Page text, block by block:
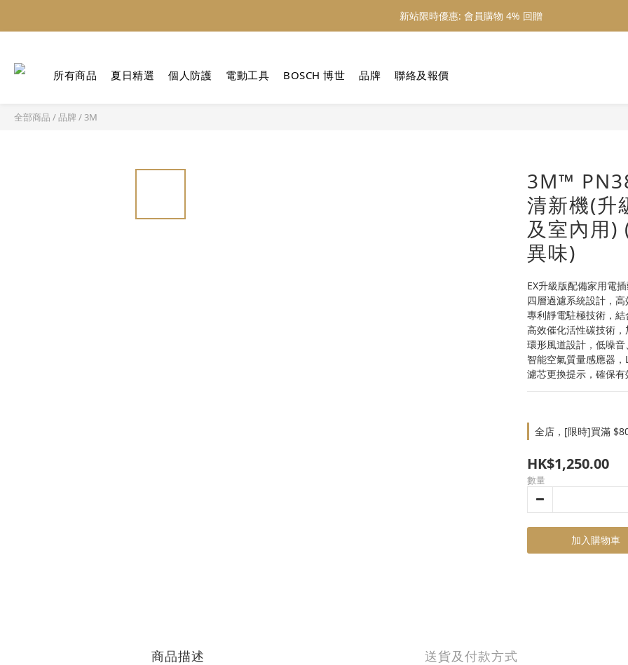
新站限時優惠: 會員購物 4% 回贈
新站限時優惠: 會員購物 4% 回贈
新站限時優惠: 會員購物 4% 回贈
所有商品 夏日精選 個人防護 電動工具 BOSCH 博世 品牌 聯絡及報價
全部商品 /品牌 / 3M
3M™
清新機(升
及室內用)
異味)
EX升級版配備家用電
四層過濾系統設計，
專利靜電駐極技術，
高效催化活性碳技術
環形風道設計，低噪
智能空氣質量感應器
濾芯更換提示，確保
全店，[限時]買滿
HK$1,250.00
數量
加入購物車
商品描述 送貨及付款方式